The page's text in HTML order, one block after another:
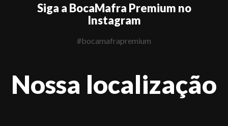
Siga a BocaMafra Premium no
Instagram
#bocamafrapremium
Nossa localização